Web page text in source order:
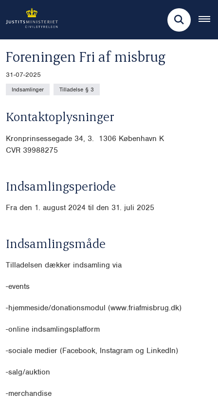
Foreningen Fri af misbrug
31-07-2025
Indsamlinger Tilladelse § 3
Kontaktoplysninger
Kronprinsessegade 34, 3. 1306 København K
CVR 39988275
Indsamlingsperiode
Fra den 1. august 2024 til den 31. juli 2025
Indsamlingsmåde
Tilladelsen dækker indsamling via
-events
-hjemmeside/donationsmodul (www.friafmisbrug.dk)
-online indsamlingsplatform
-sociale medier (Facebook, Instagram og LinkedIn)
-salg/auktion
-merchandise